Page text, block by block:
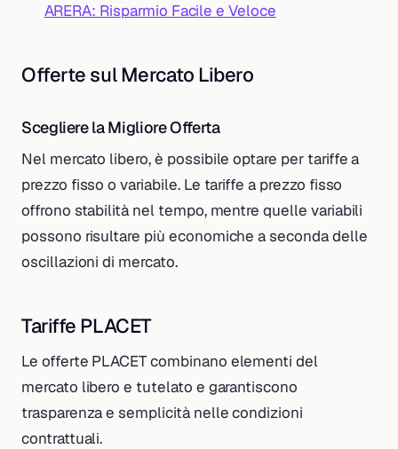
ARERA: Risparmio Facile e Veloce
Offerte sul Mercato Libero
Scegliere la Migliore Offerta
Nel mercato libero, è possibile optare per tariffe a
prezzo fisso o variabile. Le tariffe a prezzo fisso
offrono stabilità nel tempo, mentre quelle variabili
possono risultare più economiche a seconda delle
oscillazioni di mercato.
Tariffe PLACET
Le offerte PLACET combinano elementi del
mercato libero e tutelato e garantiscono
trasparenza e semplicità nelle condizioni
contrattuali.